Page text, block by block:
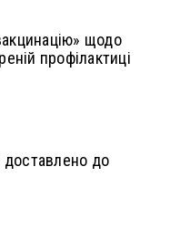
щодо
профілактиці
доставлено до